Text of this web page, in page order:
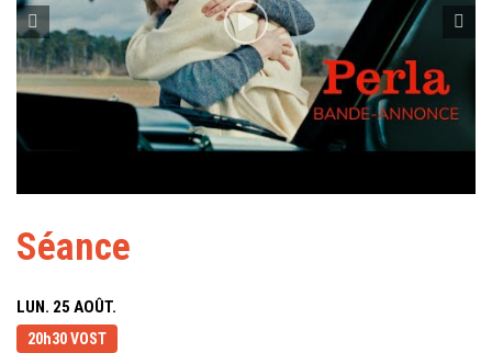
Séance
LUN. 25 AOÛT.
20h30 VOST